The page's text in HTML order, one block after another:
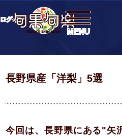
ログイン
長野県産「洋梨」5選
今回は、長野県にある"矢